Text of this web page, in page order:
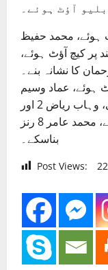
آؤٹ ہوئے۔
آؤٹ ہوئے، محمد حفیظ
پر کیچ آؤٹ ہوئے،
الرحمان کا نشانہ بنے۔
ہرٹ ہوئے، عماد وسیم
نے 43 رنز کی برق رفتار اننگز کھیلی، وہاب ریاض 2 اور
شاداب خان ایک رن بنا کر آؤٹ ہوئے، محمد عامر 8 رنز
بناسکے۔
Post Views: 22